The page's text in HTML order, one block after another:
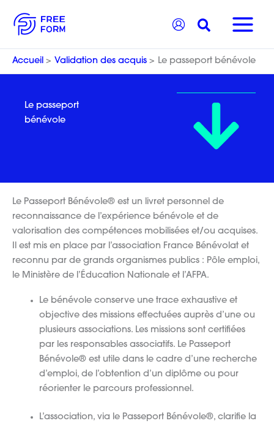
contenu
Accueil Validation des acquis Le passeport bénévole
Le passeport
bénévole
Le Passeport Bénévole® est un livret personnel de
reconnaissance de l’expérience bénévole et de
valorisation des compétences mobilisées et/ou acquises.
Il est mis en place par l’association France Bénévolat et
reconnu par de grands organismes publics : Pôle emploi,
le Ministère de l’Éducation Nationale et l’AFPA.
Le bénévole conserve une trace exhaustive et
objective des missions effectuées auprès d’une ou
plusieurs associations. Les missions sont certifiées
par les responsables associatifs. Le Passeport
Bénévole® est utile dans le cadre d’une recherche
d’emploi, de l’obtention d’un diplôme ou pour
réorienter le parcours professionnel.
L’association, via le Passeport Bénévole®, clarifie la